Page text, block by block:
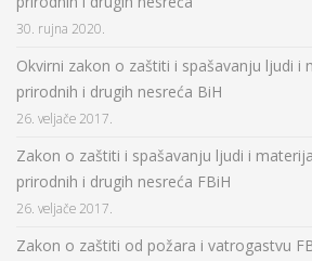
30. rujna 2020.
Okvirni zakon o zaštiti i spašavanju ljudi i
prirodnih i drugih nesreća BiH
26. veljače 2017.
Zakon o zaštiti i spašavanju ljudi i
prirodnih i drugih nesreća FBiH
26. veljače 2017.
Zakon o zaštiti od požara i vatrogastvu